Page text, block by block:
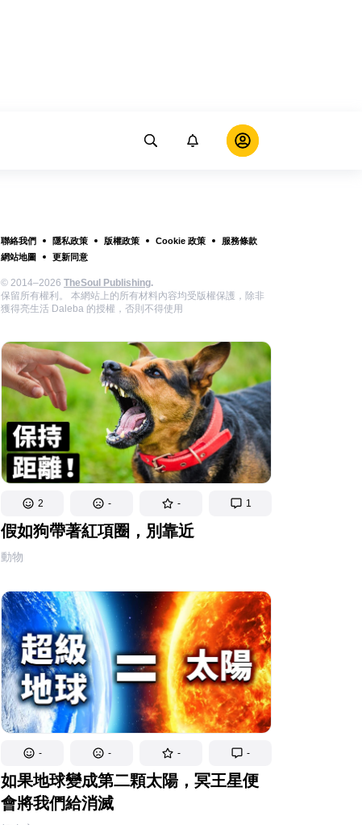
聯絡我們 隱私政策 版權政策 Cookie 政策
服務條款
網站地圖
更新同意
© 2014–2026 TheSoul Publishing.
保留所有權利。 本網站上的所有材料內容均受版權保護，除非
獲得亮生活 Daleba 的授權，否則不得使用
2 - - 1
假如狗帶著紅項圈，別靠近
動物
- - - -
如果地球變成第二顆太陽，冥王星便
會將我們給消滅